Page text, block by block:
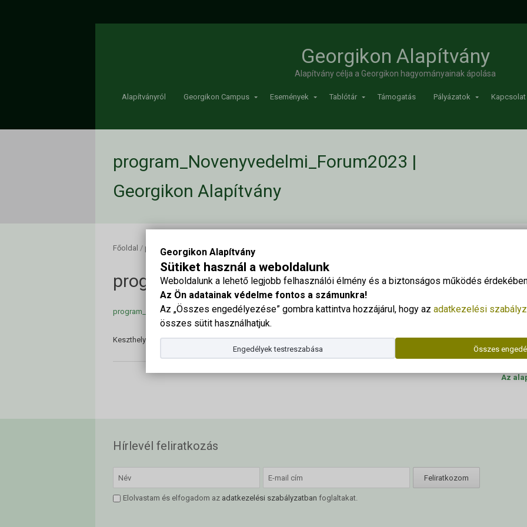
Georgikon Alapítvány
Sütiket használ a weboldalunk
Weboldalunk a lehető legjobb felhasználói élmény és a biztonságos működés
Az Ön adatainak védelme fontos a számunkra!
Az „Összes engedélyezése” gombra kattintva hozzájárul, hogy az adatkezelési
összes sütit használhatjuk.
Összes
Engedélyek testreszabása
Georgikon Alapítvány
Alapítvány célja a Georgikon hagyományainak ápolása
Alapítványról Georgikon Campus Események Tablótár Támogatás Pályázatok Kapcsolat
program_Novenyvedelmi_Forum2023 |
Georgikon Alapítvány
Főoldal / program_Novenyvedelmi_Forum2023
program_Novenyvedelmi_Forum2023
program_Novenyvedelmi_Forum2023
Keszthelyi Növényvédelmi Fórum program 2023
E-
Az
Hírlevél feliratkozás
Elolvastam és elfogadom az adatkezelési szabályzatban foglaltakat.